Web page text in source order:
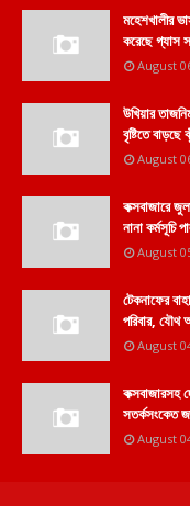
মহেশখালীর
করেছে গ্যাস
August
উখিয়ার
বৃষ্টিতে বাড়ছে
August
কক্সবাজারে
নানা কর্মসূচি
August
টেকনাফের
পরিবার, যৌথ
August
কক্সবাজারসহ
সতর্কসংকেত
August